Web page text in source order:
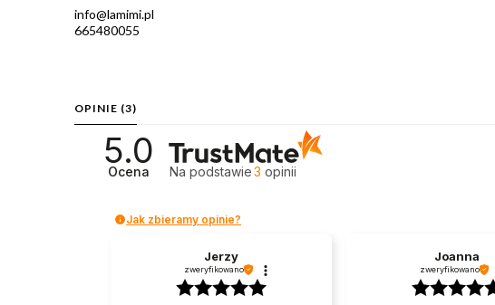
info@lamimi.pl
665480055
OPINIE (3)
5.0
Ocena Na podstawie3 opinii
Jak zbieramy opinie?
Jerzy
zweryfikowano
Joanna
zweryfikowano